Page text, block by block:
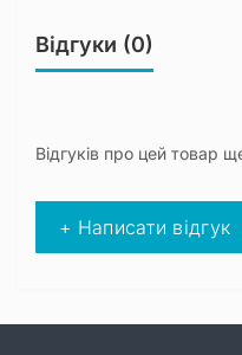
Відгуки (0)
Відгуків про цей товар
+ Написати відгук